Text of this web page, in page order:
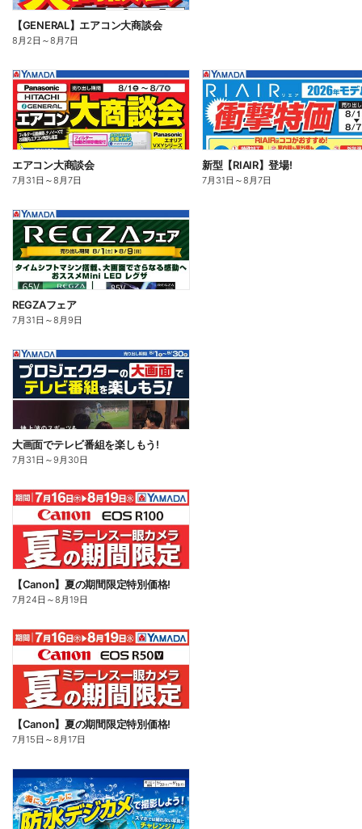
【GENERAL】エアコン大商談会
8月2日 ～8月7日
エアコン大商談会
7月31日 ～8月7日
新型【RIAIR】登場!
7月31日 ～8月7日
REGZAフェア
7月31日 ～8月9日
大画面でテレビ番組を楽しもう!
7月31日 ～9月30日
【Canon】夏の期間限定特別価格!
7月24日 ～8月19日
【Canon】夏の期間限定特別価格!
7月15日 ～8月17日